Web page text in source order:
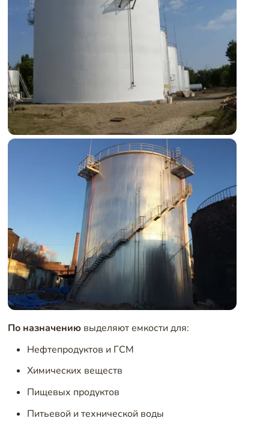
По назначениювыделяют емкости для:
Нефтепродуктов и ГСМ
Химических веществ
Пищевых продуктов
Питьевой и технической воды